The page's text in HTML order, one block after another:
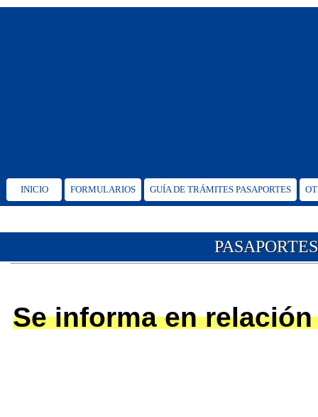
INICIO FORMULARIOS GUÍA DE TRÁMITES PASAPORTES
Se informa en